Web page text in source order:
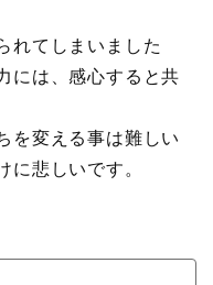
れてしまいました
には、感心すると共
を変える事は難しい
に悲しいです。